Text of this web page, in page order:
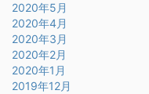
2020年5月
2020年4月
2020年3月
2020年2月
2020年1月
2019年12月